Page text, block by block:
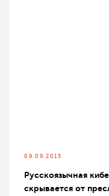
09.09.2015
Русскоязычная
скрывается от